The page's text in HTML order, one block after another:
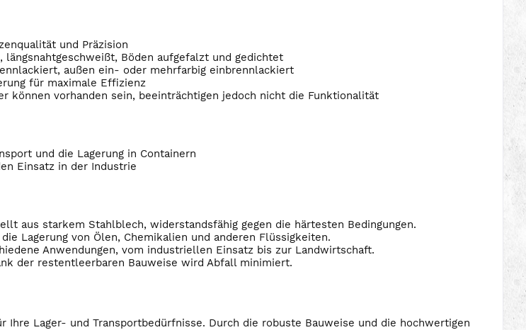
und Präzision
längsnahtgeschweißt, Böden aufgefalzt und gedichtet
außen ein- oder mehrfarbig einbrennlackiert
für maximale Effizienz
können vorhanden sein, beeinträchtigen jedoch nicht die Funktionalität
und die Lagerung in Containern
Einsatz in der Industrie
aus starkem Stahlblech, widerstandsfähig gegen die härtesten Bedingungen.
Lagerung von Ölen, Chemikalien und anderen Flüssigkeiten.
Anwendungen, vom industriellen Einsatz bis zur Landwirtschaft.
der restentleerbaren Bauweise wird Abfall minimiert.
Ihre Lager- und Transportbedürfnisse. Durch die robuste Bauweise und die hochwertigen